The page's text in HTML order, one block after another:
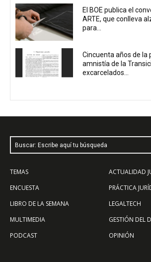
El BOE publica el
ARTE, que conlleva
para...
Cincuenta años de la
amnistía de la
excarcelados...
Buscar: Escribe aquí tu búsqueda
TEMAS
ENCUESTA
LIBRO DE LA SEMANA
MULTIMEDIA
PODCAST
ACTUALIDAD
PRÁCTICA
LEGALTECH
GESTIÓN DEL
OPINIÓN